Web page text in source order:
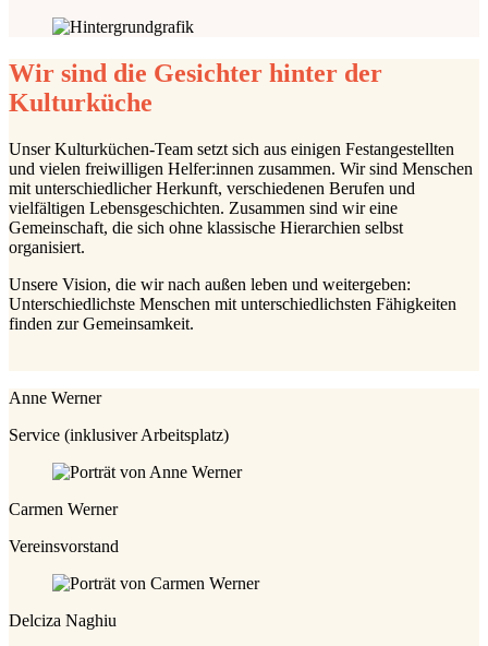
Wir sind die Gesichter hinter der
Kulturküche
Unser Kulturküchen-Team setzt sich aus einigen Festangestellten
und vielen freiwilligen Helfer:innen zusammen. Wir sind Menschen
mit unterschiedlicher Herkunft, verschiedenen Berufen und
vielfältigen Lebensgeschichten. Zusammen sind wir eine
Gemeinschaft, die sich ohne klassische Hierarchien selbst
organisiert.
Unsere Vision, die wir nach außen leben und weitergeben:
Unterschiedlichste Menschen mit unterschiedlichsten Fähigkeiten
finden zur Gemeinsamkeit.
Anne Werner
Service (inklusiver Arbeitsplatz)
Carmen Werner
Vereinsvorstand
Delciza Naghiu